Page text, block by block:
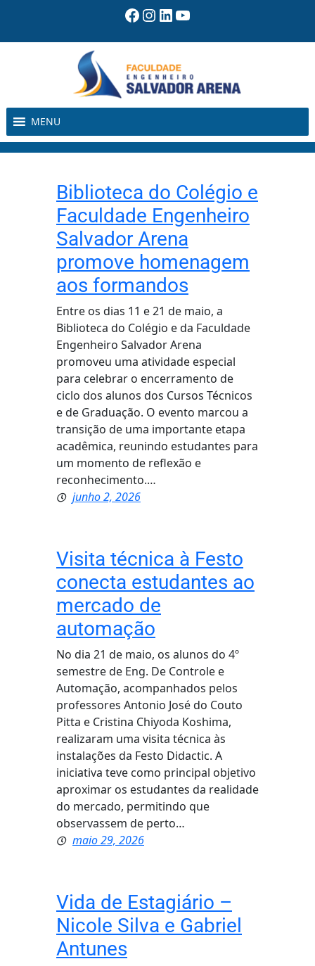
o
Facebook
Instagram
LinkedIn
Youtube
MENU
Biblioteca do Colégio e
Faculdade Engenheiro
Salvador Arena
promove homenagem
aos formandos
Entre os dias 11 e 21 de maio, a
Biblioteca do Colégio e da Faculdade
Engenheiro Salvador Arena
promoveu uma atividade especial
para celebrar o encerramento de
ciclo dos alunos dos Cursos Técnicos
e de Graduação. O evento marcou a
transição de uma importante etapa
acadêmica, reunindo estudantes para
um momento de reflexão e
reconhecimento.…
junho 2, 2026
Visita técnica à Festo
conecta estudantes ao
mercado de
automação
No dia 21 de maio, os alunos do 4º
semestre de Eng. De Controle e
Automação, acompanhados pelos
professores Antonio José do Couto
Pitta e Cristina Chiyoda Koshima,
realizaram uma visita técnica às
instalações da Festo Didactic. A
iniciativa teve como principal objetivo
aproximar os estudantes da realidade
do mercado, permitindo que
observassem de perto…
maio 29, 2026
Vida de Estagiário –
Nicole Silva e Gabriel
Antunes